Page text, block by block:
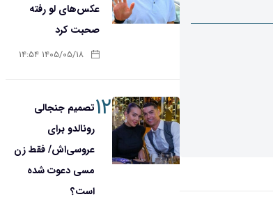
عکس‌های لو رفته
صحبت کرد
۱۴۰۵/۰۵/۱۸ ۱۴:۵۴
۱۲تصمیم جنجالی
رونالدو برای
عروسی‌اش/ فقط زن
مسی دعوت شده
است؟